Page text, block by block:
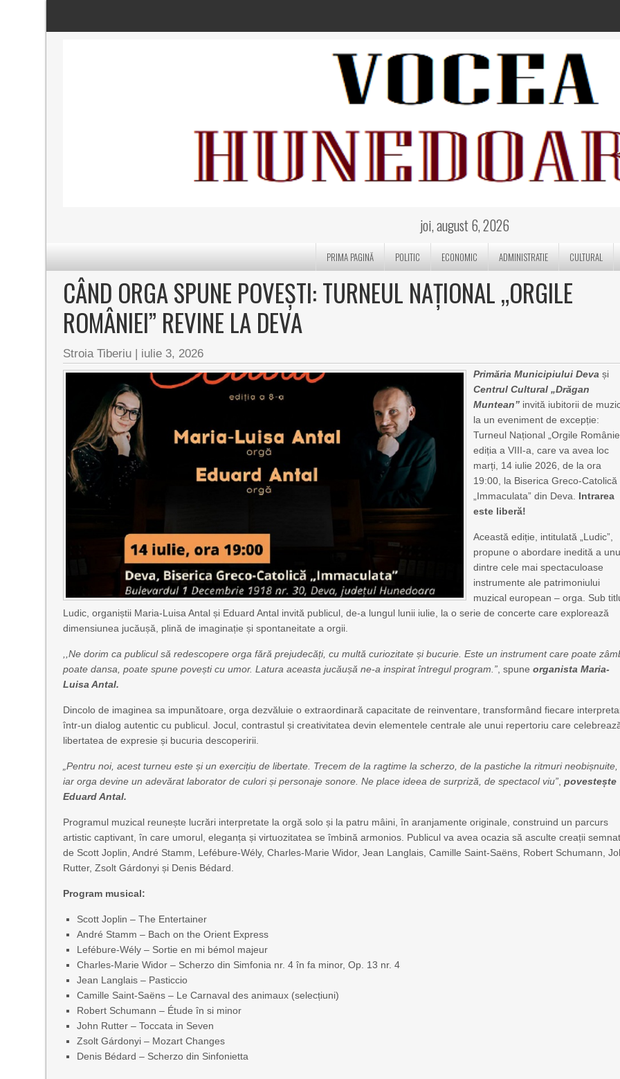
joi, august 6, 2026
PRIMA PAGINĂ POLITIC ECONOMIC ADMINISTRATIE CULTURAL
CÂND ORGA SPUNE POVEȘTI: TURNEUL NAȚIONAL „ORGILE
ROMÂNIEI” REVINE LA DEVA
Stroia Tiberiu | iulie 3, 2026
Primăria Municipiului Deva și
Centrul Cultural „Drăgan
Muntean” invită iubitorii de
la un eveniment de excepție:
Turneul Național „Orgile
ediția a VIII-a, care va avea loc
marți, 14 iulie 2026, de la ora
19:00, la Biserica Greco-Catolică
„Immaculata” din Deva. Intrarea
este liberă!
Această ediție, intitulată „Ludic”,
propune o abordare inedită a
dintre cele mai spectaculoase
instrumente ale patrimoniului
muzical european – orga. Sub
Ludic, organiștii Maria-Luisa Antal și Eduard Antal invită publicul, de-a lungul lunii iulie, la o serie de concerte care explorează
dimensiunea jucăușă, plină de imaginație și spontaneitate a orgii.
,,Ne dorim ca publicul să redescopere orga fără prejudecăți, cu multă curiozitate și bucurie. Este un instrument care poate
poate dansa, poate spune povești cu umor. Latura aceasta jucăușă ne-a inspirat întregul program.” , spuneorganista Maria-
Luisa Antal.
Dincolo de imaginea sa impunătoare, orga dezvăluie o extraordinară capacitate de reinventare, transformând fiecare
într-un dialog autentic cu publicul. Jocul, contrastul și creativitatea devin elementele centrale ale unui repertoriu care
libertatea de expresie și bucuria descoperirii.
„Pentru noi, acest turneu este și un exercițiu de libertate. Trecem de la ragtime la scherzo, de la pastiche la ritmuri neobișnuite,
iar orga devine un adevărat laborator de culori și personaje sonore. Ne place ideea de surpriză, de spectacol viu” ,povestește
Eduard Antal.
Programul muzical reunește lucrări interpretate la orgă solo și la patru mâini, în aranjamente originale, construind un parcurs
artistic captivant, în care umorul, eleganța și virtuozitatea se îmbină armonios. Publicul va avea ocazia să asculte creații
de Scott Joplin, André Stamm, Lefébure-Wély, Charles-Marie Widor, Jean Langlais, Camille Saint-Saëns, Robert Schumann,
Rutter, Zsolt Gárdonyi și Denis Bédard.
Program musical:
Scott Joplin – The Entertainer
André Stamm – Bach on the Orient Express
Lefébure-Wély – Sortie en mi bémol majeur
Charles-Marie Widor – Scherzo din Simfonia nr. 4 în fa minor, Op. 13 nr. 4
Jean Langlais – Pasticcio
Camille Saint-Saëns – Le Carnaval des animaux (selecțiuni)
Robert Schumann – Étude în si minor
John Rutter – Toccata in Seven
Zsolt Gárdonyi – Mozart Changes
Denis Bédard – Scherzo din Sinfonietta